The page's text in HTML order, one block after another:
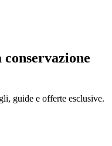
SMOKE
guide e offerte esclusive.